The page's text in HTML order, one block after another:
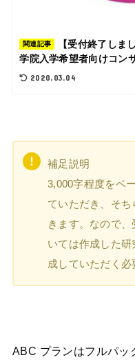
関連記事
【受付終了しま
学院入学希望者向けコン
2020.03.04
補足説明
3,000字程度をベ
ていただき、そ
きます。なので
いては作成した
成していただく必
ABC プランはフルパッ